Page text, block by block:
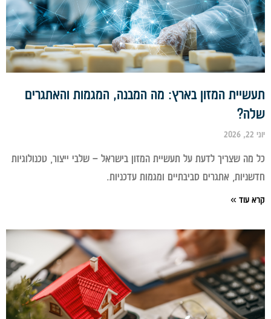
המזון בארץ: מה המבנה, המגמות והאתגרים
שצריך לדעת על תעשיית המזון בישראל – שלבי ייצור, טכנולוגיות
אתגרים סביבתיים ומגמות עדכניות.
עוד »